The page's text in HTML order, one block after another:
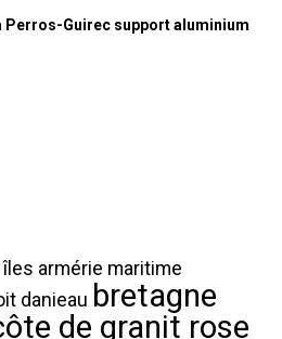
Perros-Guirec support aluminium
armérie maritime
danieau bretagne
de granit rose